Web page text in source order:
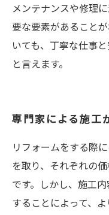
メンテナンスや修理
要な要素があること
いても、丁寧な仕事
と言えます。
専門家による施工
リフォームをする際
を取り、それぞれの
です。しかし、施工
することによって、